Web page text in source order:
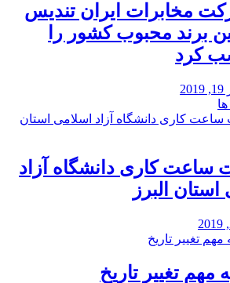
مخابرات ایران تندیس
برند محبوب کشور را
کرد
ساعت کاری دانشگاه آزاد
استان البرز
مهم تغییر تاریخ